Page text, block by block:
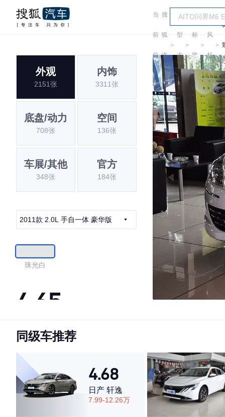
当
前
位
置:
搜
狐
汽
车
＞
车
型
大
全
＞
标
致
＞
东
风
标
致
＞
外观
2151张
内饰
3311张
底盘/动力
708张
空间
136张
车展/其他
348张
官方
184张
2011款 2.0L 手自一体 豪华版
珠光白
4.65
·外观表现一般，低于61%同级车
·空间表现较为优秀，优于71%同级车
同级车推荐
4.68
日产 轩逸
7.99-12.26万